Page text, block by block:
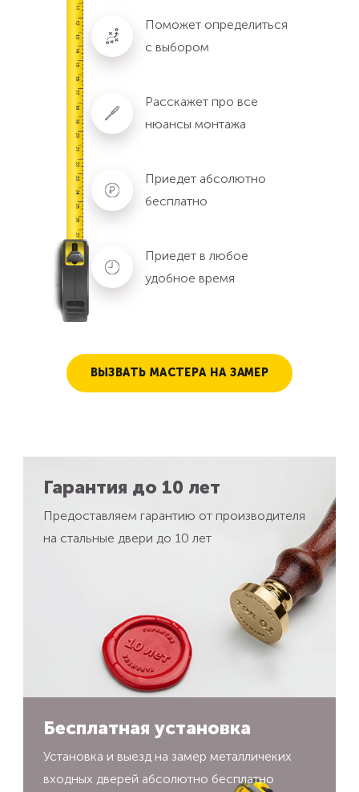
Поможет определиться
с выбором
Расскажет про все
нюансы монтажа
Приедет абсолютно
бесплатно
Приедет в любое
удобное время
ВЫЗВАТЬ МАСТЕРА НА ЗАМЕР
Гарантия до 10 лет
Предоставляем гарантию от производителя
на стальные двери до 10 лет
Бесплатная установка
Установка и выезд на замер металличеких
входных дверей абсолютно бесплатно